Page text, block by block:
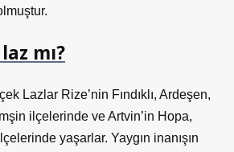
mı?
Lazlar Rize’nin Fındıklı, Ardeşen,
ilçelerinde ve Artvin’in Hopa,
yaşarlar. Yaygın inanışın